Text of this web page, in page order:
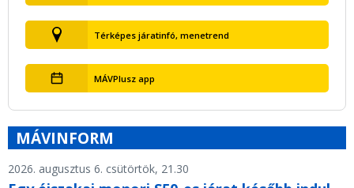
Térképes járatinfó, menetrend
MÁVPlusz app
MÁVINFORM
2026. augusztus 6. csütörtök, 21.30